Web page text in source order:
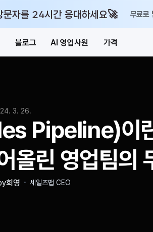
자를 24시간 응대하세요🚀 무료로
블로그 AI 영업사원 가격
3. 26.
Pipeline)이
린 영업팀의
희영 ・ 세일즈맵 CEO